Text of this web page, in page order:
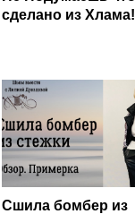
сделано из Хлама!
Сшила бомбер из